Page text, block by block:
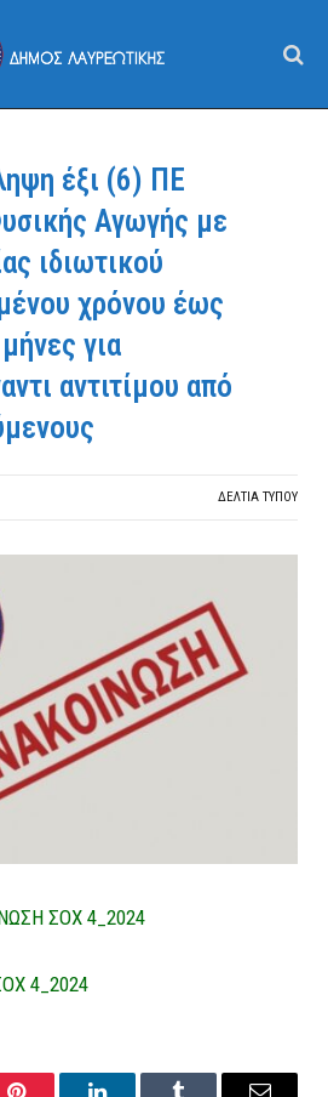
έξι (6) ΠΕ
Αγωγής με
ιδιωτικού
χρόνου έως
για
αντιτίμου από
ΔΕΛΤΙΑ ΤΥΠΟΥ
ΣΟΧ 4_2024
4_2024